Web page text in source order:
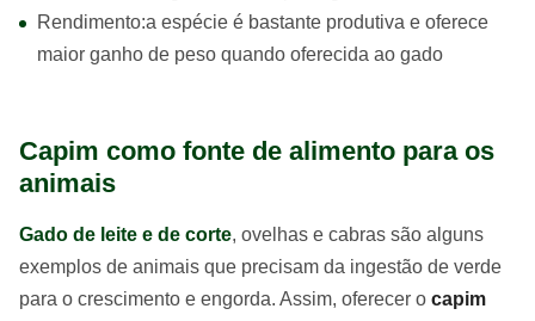
Rendimento:a espécie é bastante produtiva e oferece
maior ganho de peso quando oferecida ao gado
Capim como fonte de alimento para os
animais
Gado de leite e de corte, ovelhas e cabras são alguns
exemplos de animais que precisam da ingestão de verde
para o crescimento e engorda. Assim, oferecer o capim